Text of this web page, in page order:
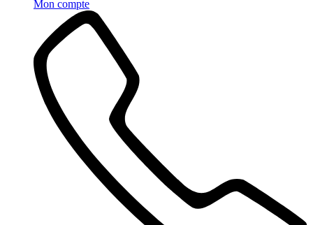
Mon compte